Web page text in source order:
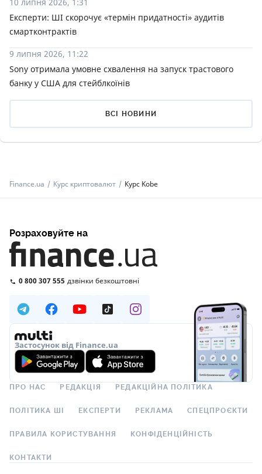
Експерти: ШІ скорочує «термін придатності» аудитів
смартконтрактів
9 липня 2026, 11:22
Sony отримала умовне схвалення на запуск трастового
банку у США для стейблкоїнів
ВСІ НОВИНИ
Finance.ua Курс криптовалют Курс Kobe
Розраховуйте на
0 800 307 555 дзвінки безкоштовні
Застосунок від Finance.ua
ПРО НАС РЕДАКЦІЯ РЕДАКЦІЙНА ПОЛІТИКА
ПОЛІТИКА ШІ ЕКСПЕРТИ РЕКЛАМА СПЕЦПРОЄКТИ
ПРАВИЛА КОРИСТУВАННЯ КОНФІДЕНЦІЙНІСТЬ
КОНТАКТИ